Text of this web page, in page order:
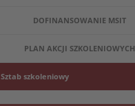
DOFINANSOWANIE MSIT
PLAN AKCJI SZKOLENIOWYCH
Sztab szkoleniowy